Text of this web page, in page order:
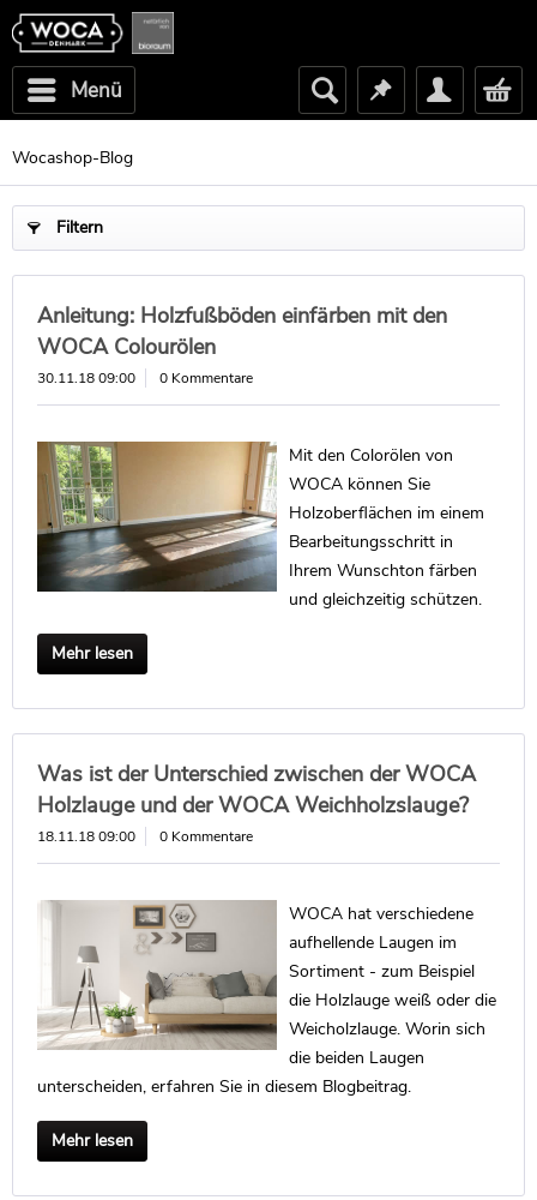
Menü
Wocashop-Blog
Filtern
Anleitung: Holzfußböden einfärben mit den
WOCA Colourölen
30.11.18 09:00 0 Kommentare
Mit den Colorölen von
WOCA können Sie
Holzoberflächen im einem
Bearbeitungsschritt in
Ihrem Wunschton färben
und gleichzeitig schützen.
Mehr lesen
Was ist der Unterschied zwischen der WOCA
Holzlauge und der WOCA Weichholzslauge?
18.11.18 09:00 0 Kommentare
WOCA hat verschiedene
aufhellende Laugen im
Sortiment - zum Beispiel
die Holzlauge weiß oder die
Weicholzlauge. Worin sich
die beiden Laugen
unterscheiden, erfahren Sie in diesem Blogbeitrag.
Mehr lesen